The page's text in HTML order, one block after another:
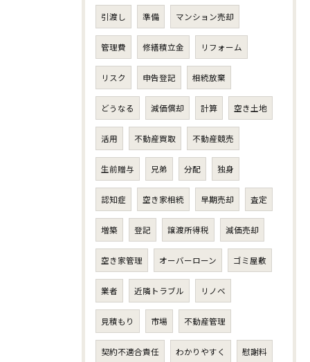
引渡し 準備 マンション売却
管理費 修繕積立金 リフォーム
リスク 申告登記 相続放棄
どうなる 減価償却 計算 空き土地
活用 不動産買取 不動産競売
生前贈与 兄弟 分配 独身
認知症 空き家相続 早期売却 査定
増築 登記 譲渡所得税 減価売却
空き家管理 オーバーローン ゴミ屋敷
業者 近隣トラブル リノベ
見積もり 市場 不動産管理
契約不適合責任 わかりやすく 慰謝料